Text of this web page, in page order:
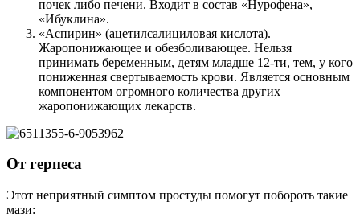
почек либо печени. Входит в состав «Нурофена»,
«Ибуклина».
«Аспирин» (ацетилсалициловая кислота).
Жаропонижающее и обезболивающее. Нельзя
принимать беременным, детям младше 12-ти, тем, у кого
пониженная свертываемость крови. Является основным
компонентом огромного количества других
жаропонижающих лекарств.
От герпеса
Этот неприятный симптом простуды помогут побороть такие
мази: